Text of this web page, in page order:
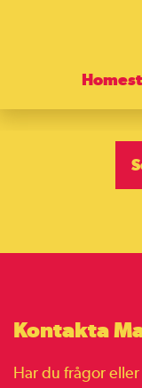
Kontakta
Har du frågor